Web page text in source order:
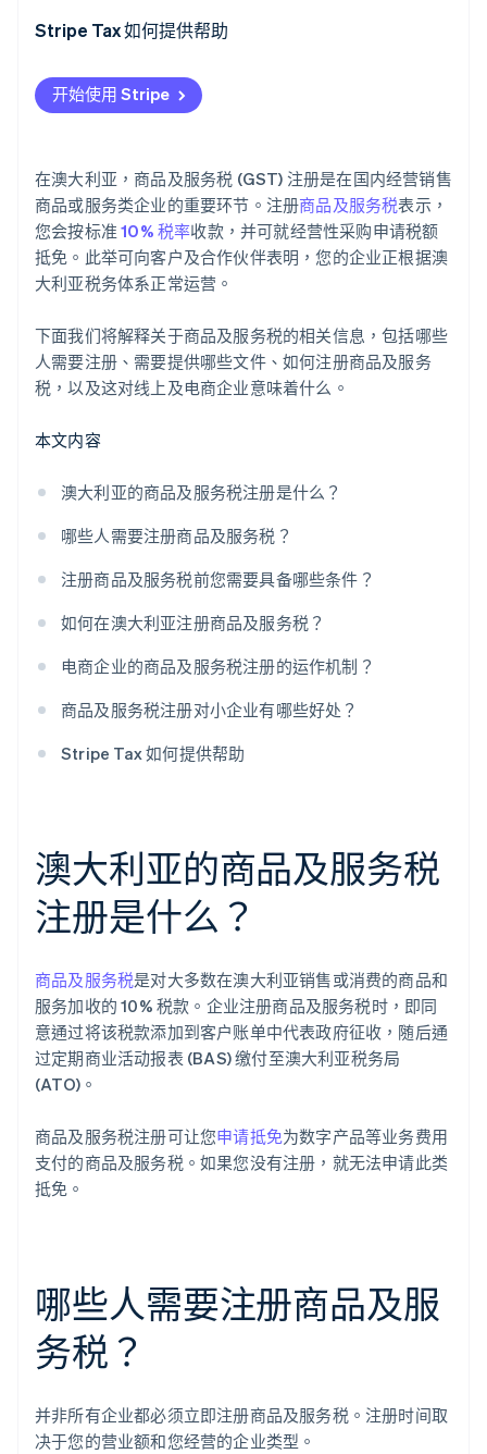
Stripe Tax 如何提供帮助
开始使用 Stripe
在澳大利亚，商品及服务税 (GST) 注册是在国内经营销售
商品或服务类企业的重要环节。注册商品及服务税表示，
您会按标准10% 税率收款，并可就经营性采购申请税额
抵免。此举可向客户及合作伙伴表明，您的企业正根据澳
大利亚税务体系正常运营。
下面我们将解释关于商品及服务税的相关信息，包括哪些
人需要注册、需要提供哪些文件、如何注册商品及服务
税，以及这对线上及电商企业意味着什么。
本文内容
澳大利亚的商品及服务税注册是什么？
哪些人需要注册商品及服务税？
注册商品及服务税前您需要具备哪些条件？
如何在澳大利亚注册商品及服务税？
电商企业的商品及服务税注册的运作机制？
商品及服务税注册对小企业有哪些好处？
Stripe Tax 如何提供帮助
澳大利亚的商品及服务税
注册是什么？
商品及服务税是对大多数在澳大利亚销售或消费的商品和
服务加收的 10% 税款。企业注册商品及服务税时，即同
意通过将该税款添加到客户账单中代表政府征收，随后通
过定期商业活动报表 (BAS) 缴付至澳大利亚税务局
(ATO)。
商品及服务税注册可让您申请抵免为数字产品等业务费用
支付的商品及服务税。如果您没有注册，就无法申请此类
抵免。
哪些人需要注册商品及服
务税？
并非所有企业都必须立即注册商品及服务税。注册时间取
决于您的营业额和您经营的企业类型。